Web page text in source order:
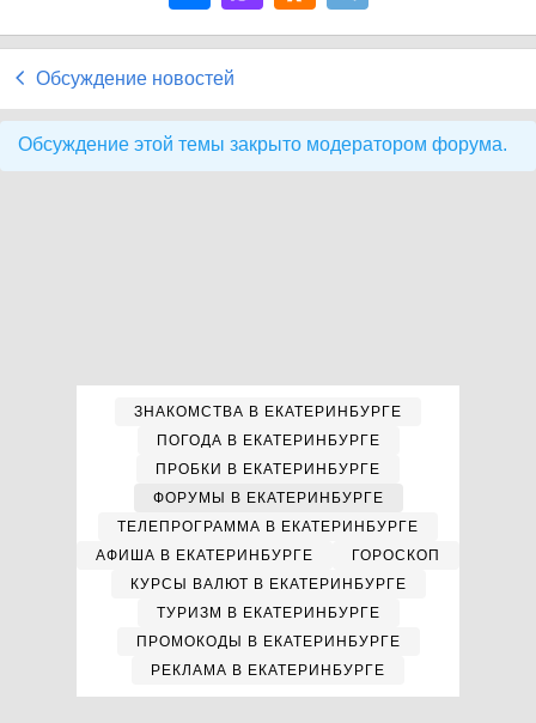
Обсуждение новостей
Обсуждение этой темы закрыто модератором форума.
ЗНАКОМСТВА В ЕКАТЕРИНБУРГЕ
ПОГОДА В ЕКАТЕРИНБУРГЕ
ПРОБКИ В ЕКАТЕРИНБУРГЕ
ФОРУМЫ В ЕКАТЕРИНБУРГЕ
ТЕЛЕПРОГРАММА В ЕКАТЕРИНБУРГЕ
АФИША В ЕКАТЕРИНБУРГЕ
ГОРОСКОП
КУРСЫ ВАЛЮТ В ЕКАТЕРИНБУРГЕ
ТУРИЗМ В ЕКАТЕРИНБУРГЕ
ПРОМОКОДЫ В ЕКАТЕРИНБУРГЕ
РЕКЛАМА В ЕКАТЕРИНБУРГЕ